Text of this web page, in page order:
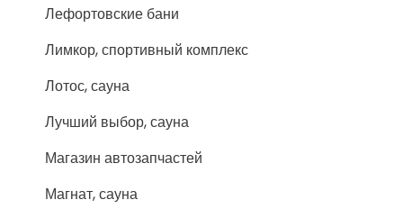
Лефортовские бани
Лимкор, спортивный комплекс
Лотос, сауна
Лучший выбор, сауна
Магазин автозапчастей
Магнат, сауна